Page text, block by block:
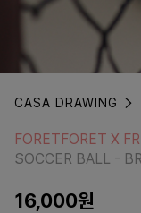
CASA DRAWING
SOCCER BALL -
FORETFORET X
SOCCER BALL -
16,000원